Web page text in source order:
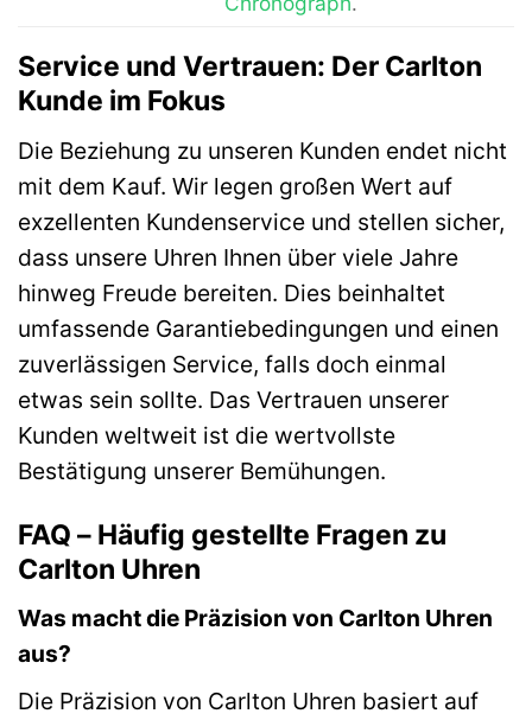
Service und Vertrauen: Der Carlton
Kunde im Fokus
Die Beziehung zu unseren Kunden endet nicht
mit dem Kauf. Wir legen großen Wert auf
exzellenten Kundenservice und stellen sicher,
dass unsere Uhren Ihnen über viele Jahre
hinweg Freude bereiten. Dies beinhaltet
umfassende Garantiebedingungen und einen
zuverlässigen Service, falls doch einmal
etwas sein sollte. Das Vertrauen unserer
Kunden weltweit ist die wertvollste
Bestätigung unserer Bemühungen.
FAQ – Häufig gestellte Fragen zu
Carlton Uhren
Was macht die Präzision von Carlton Uhren
aus?
Die Präzision von Carlton Uhren basiert auf